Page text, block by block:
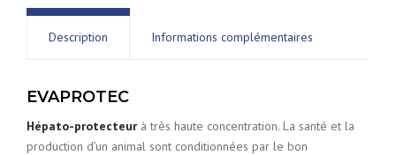
Description Informations complémentaires
EVAPROTEC
Hépato-protecteur à très haute concentration. La santé et la
production d’un animal sont conditionnées par le bon